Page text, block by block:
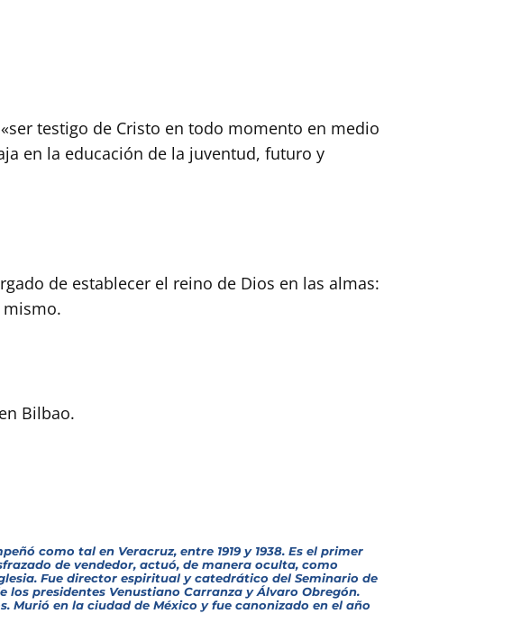
testigo de Cristo en todo momento en medio
en la educación de la juventud, futuro y
de establecer el reino de Dios en las almas:
mismo.
Bilbao.
como tal en Veracruz, entre 1919 y 1938. Es el primer
de vendedor, actuó, de manera oculta, como
Fue director espiritual y catedrático del Seminario de
presidentes Venustiano Carranza y Álvaro Obregón.
Murió en la ciudad de México y fue canonizado en el año